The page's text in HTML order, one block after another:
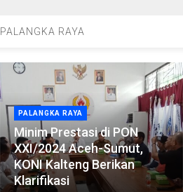
PALANGKA RAYA
PALANGKA RAYA
Minim Prestasi di PON
XXI/2024 Aceh-Sumut,
KONI Kalteng Berikan
Klarifikasi